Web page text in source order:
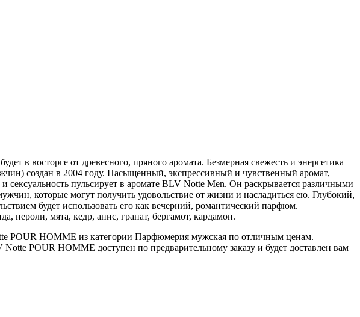
в восторге от древесного, пряного аромата. Безмерная свежесть и энергетика
создан в 2004 году. Насыщенный, экспрессивный и чувственный аромат,
пульсирует в аромате BLV Notte Men. Он раскрывается различными
которые могут получить удовольствие от жизни и насладиться ею. Глубокий,
будет использовать его как вечерний, романтический парфюм.
нероли, мята, кедр, анис, гранат, бергамот, кардамон.
POUR HOMME из категории Парфюмерия мужская по отличным ценам.
POUR HOMME доступен по предварительному заказу и будет доставлен вам